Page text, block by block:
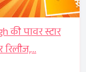
की पावर स्टार
रिलीज,…